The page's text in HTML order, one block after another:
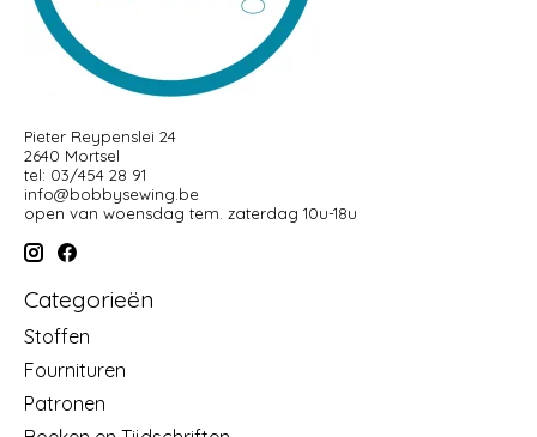
Pieter Reypenslei 24
2640 Mortsel
tel: 03/454 28 91
info@bobbysewing.be
open van woensdag tem. zaterdag 10u-18u
Categorieën
Stoffen
Fournituren
Patronen